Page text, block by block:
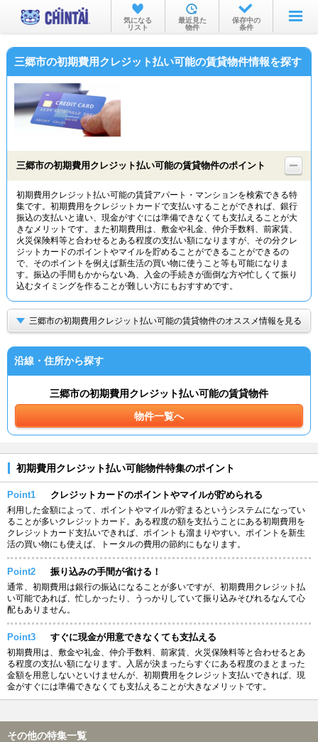
お部屋を探す
沿線・駅から
物件特集から
TOP
気になる
リスト
最近見た
物件
保存中の
条件
三郷市の初期費用クレジット払い可能の賃貸物件情報を探す
三郷市の初期費用クレジット払い可能の賃貸物件のポイント
初期費用クレジット払い可能の賃貸アパート・マンションを検索できる特
集です。初期費用をクレジットカードで支払いすることができれば、銀行
振込の支払いと違い、現金がすぐには準備できなくても支払えることが大
きなメリットです。また初期費用は、敷金や礼金、仲介手数料、前家賃、
火災保険料等と合わせるとある程度の支払い額になりますが、その分クレ
ジットカードのポイントやマイルを貯めることができることができるの
で、そのポイントを例えば新生活の買い物に使うこと等も可能になりま
す。振込の手間もかからない為、入金の手続きが面倒な方や忙しくて振り
込むタイミングを作ることが難しい方にもおすすめです。
三郷市の初期費用クレジット払い可能の賃貸物件のオススメ情報を見る
沿線・住所から探す
三郷市の初期費用クレジット払い可能の賃貸物件
物件一覧へ
初期費用クレジット払い可能物件特集のポイント
Point1 クレジットカードのポイントやマイルが貯められる
利用した金額によって、ポイントやマイルが貯まるというシステムになってい
ることが多いクレジットカード。ある程度の額を支払うことにある初期費用を
クレジットカード支払いできれば、ポイントも溜まりやすい。ポイントを新生
活の買い物にも使えば、トータルの費用の節約にもなります。
Point2 振り込みの手間が省ける！
通常、初期費用は銀行の振込になることが多いですが、初期費用クレジット払
い可能であれば、忙しかったり、うっかりしていて振り込みそびれるなんて心
配もありません。
Point3 すぐに現金が用意できなくても支払える
初期費用は、敷金や礼金、仲介手数料、前家賃、火災保険料等と合わせるとあ
る程度の支払い額になります。入居が決まったらすぐにある程度のまとまった
金額を用意しないといけませんが、初期費用をクレジット支払いできれば、現
金がすぐには準備できなくても支払えることが大きなメリットです。
その他の特集一覧